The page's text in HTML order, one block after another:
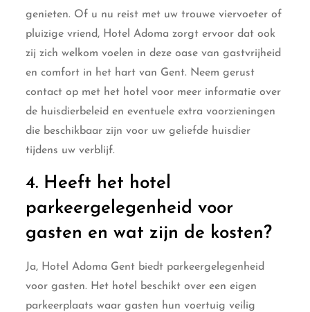
genieten. Of u nu reist met uw trouwe viervoeter of
pluizige vriend, Hotel Adoma zorgt ervoor dat ook
zij zich welkom voelen in deze oase van gastvrijheid
en comfort in het hart van Gent. Neem gerust
contact op met het hotel voor meer informatie over
de huisdierbeleid en eventuele extra voorzieningen
die beschikbaar zijn voor uw geliefde huisdier
tijdens uw verblijf.
4. Heeft het hotel
parkeergelegenheid voor
gasten en wat zijn de kosten?
Ja, Hotel Adoma Gent biedt parkeergelegenheid
voor gasten. Het hotel beschikt over een eigen
parkeerplaats waar gasten hun voertuig veilig